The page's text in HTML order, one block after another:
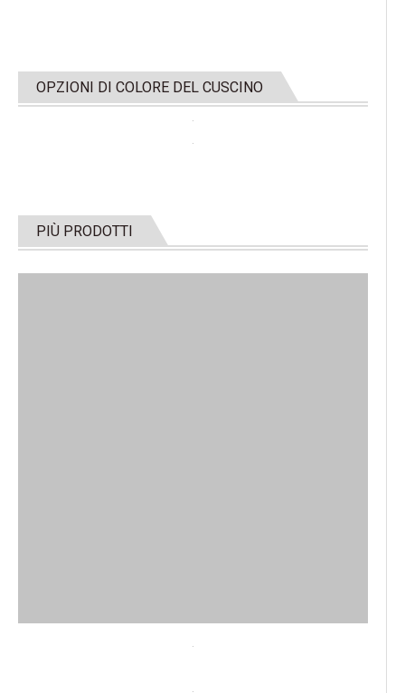
OPZIONI DI COLORE DEL CUSCINO
PIÙ PRODOTTI